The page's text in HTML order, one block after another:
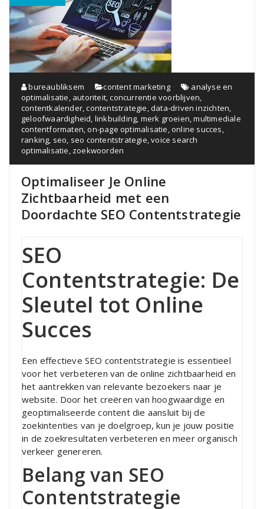
bureaubliksem content marketing
analyse en
optimalisatie, autoriteit,concurrentie voorblijven,
contentkalender,contentstrategie,data-driven inzichten,
geloofwaardigheid, linkbuilding, merk groeien,multimediale
contentformaten,on-page optimalisatie,online succes,
ranking, seo, seo contentstrategie,voice search
optimalisatie, zoekwoorden
Optimaliseer Je Online
Zichtbaarheid met een
Doordachte SEO Contentstrategie
SEO
Contentstrategie: De
Sleutel tot Online
Succes
Een effectieve SEO contentstrategie is essentieel
voor het verbeteren van de online zichtbaarheid en
het aantrekken van relevante bezoekers naar je
website. Door het creëren van hoogwaardige en
geoptimaliseerde content die aansluit bij de
zoekintenties van je doelgroep, kun je jouw positie
in de zoekresultaten verbeteren en meer organisch
verkeer genereren.
Belang van SEO
Contentstrategie